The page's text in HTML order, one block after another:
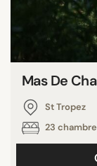
Mas De
St Tropez
23